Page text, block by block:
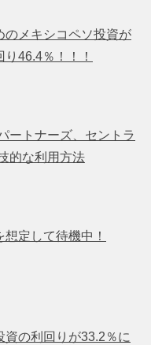
のメキシコペソ投資が
46.4％！！！
ートナーズ、セントラ
的な利用方法
定して待機中！
資の利回りが33.2％に